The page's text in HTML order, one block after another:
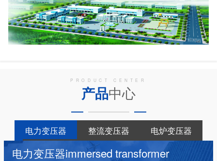
PRODUCT CENTER
产品中心
电力变压器 整流变压器
电炉变压器
干式变压器
电抗器 箱式变电站
电力变压器immersed transformer